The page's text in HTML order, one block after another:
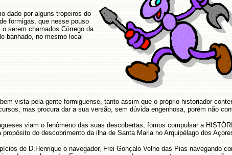
dado por alguns tropeiros do
formigas, que nesse pouso
serem chamados Córrego da
banhado, no mesmo local
vista pela gente formiguense, tanto assim que o próprio historiador
mas procura dar a sua versão, sem dúvida engenhosa, porém não
viam o fenômeno das suas descobertas, fomos compulsar a
do descobrimento da ilha de Santa Maria no Arquipélago dos
de D.Henrique o navegador, Frei Gonçalo Velho das Pias navegando